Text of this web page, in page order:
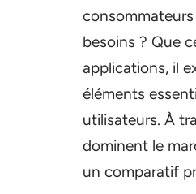
besoins ? Que
applications, il
éléments
utilisateurs. À
dominent le
un comparatif